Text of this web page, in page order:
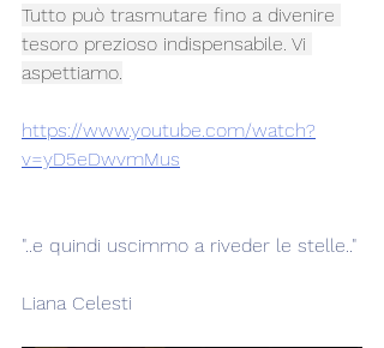
Tutto può trasmutare fino a divenire
tesoro prezioso indispensabile. Vi
aspettiamo.
https://www.youtube.com/watch?
v=yD5eDwvmMus
"..e quindi uscimmo a riveder le stelle.."
Liana Celesti